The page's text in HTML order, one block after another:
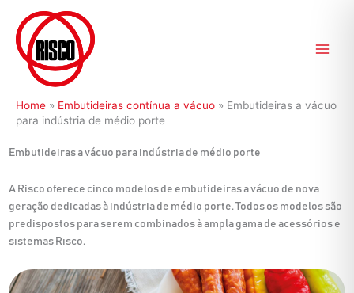
para
conteúdo
Home » Embutideiras contínua a vácuo » Embutideiras a vácuo
para indústria de médio porte
Embutideiras a vácuo para indústria de médio porte
A Risco oferece cinco modelos de embutideiras a vácuo de nova
geração dedicadas à indústria de médio porte. Todos os modelos são
predispostos para serem combinados à ampla gama de acessórios e
sistemas Risco.